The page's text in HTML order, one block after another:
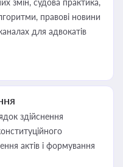
змін, судова практика,
правові новини
для адвокатів
здійснення
актів і формування